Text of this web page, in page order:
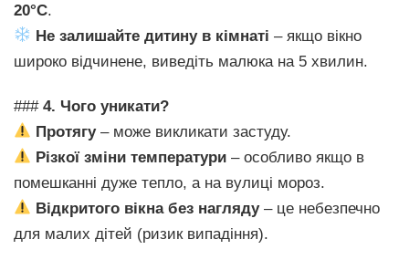
20°C.
Не залишайте дитину в кімнаті – якщо вікно
широко відчинене, виведіть малюка на 5 хвилин.
### 4. Чого уникати?
Протягу– може викликати застуду.
Різкої зміни температури – особливо якщо в
помешканні дуже тепло, а на вулиці мороз.
Відкритого вікна без нагляду– це небезпечно
для малих дітей (ризик випадіння).